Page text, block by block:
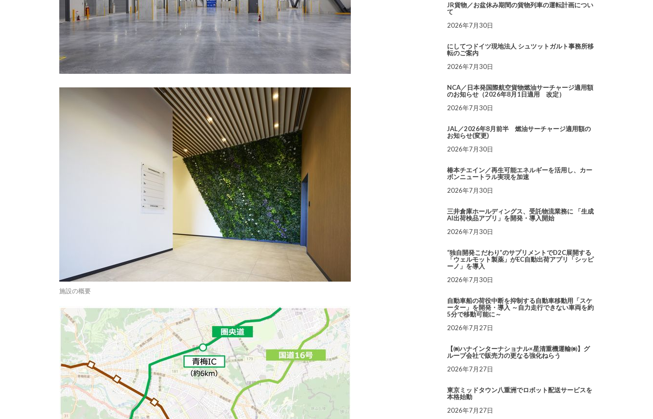
施設の概要
JR貨物／お盆休み期間の貨物列車の運転計画につい
て
2026年7月30日
にしてつドイツ現地法人 シュツットガルト事務所移
転のご案内
2026年7月30日
NCA／日本発国際航空貨物燃油サーチャージ適用額
のお知らせ（2026年8月1日適用 改定）
2026年7月30日
JAL／2026年8月前半 燃油サーチャージ適用額の
お知らせ(変更)
2026年7月30日
椿本チエイン／再生可能エネルギーを活用し、カー
ボンニュートラル実現を加速
2026年7月30日
三井倉庫ホールディングス、受託物流業務に 「生成
AI出荷検品アプリ」を開発・導入開始
2026年7月30日
“独自開発こだわり”のサプリメントでD2C展開する
「ウェルモット製薬」がEC自動出荷アプリ「シッピ
ーノ」を導入
2026年7月30日
自動車船の荷役中断を抑制する自動車移動用「スケ
ーター」を開発・導入 ～自力走行できない車両を約
5分で移動可能に～
2026年7月27日
【㈱ハナインターナショナル×星清重機運輸㈱】グ
ループ会社で販売力の更なる強化ねらう
2026年7月27日
東京ミッドタウン八重洲でロボット配送サービスを
本格始動
2026年7月27日